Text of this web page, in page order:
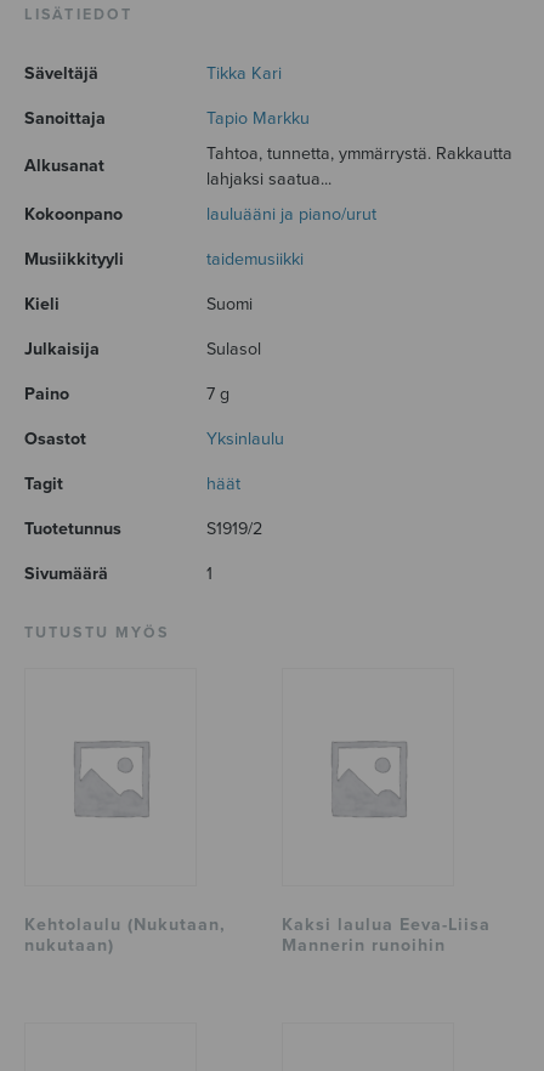
LISÄTIEDOT
Säveltäjä Tikka Kari
Sanoittaja Tapio Markku
Alkusanat
Tahtoa, tunnetta, ymmärrystä. Rakkautta
lahjaksi saatua...
Kokoonpano
lauluääni ja piano/urut
Musiikkityyli taidemusiikki
Kieli Suomi
Julkaisija Sulasol
Paino 7 g
Osastot Yksinlaulu
Tagit häät
Tuotetunnus S1919/2
Sivumäärä 1
TUTUSTU MYÖS
Kehtolaulu (Nukutaan,
nukutaan)
Kaksi laulua Eeva-Liisa
Mannerin runoihin